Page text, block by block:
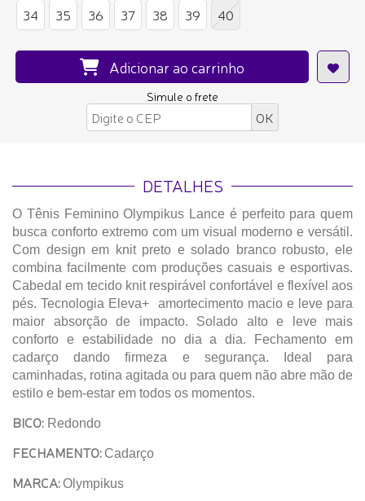
34
35 36 37 38 39 40
Adicionar ao carrinho
Simule o frete
DETALHES
O Tênis Feminino Olympikus Lance é perfeito para quem
busca conforto extremo com um visual moderno e versátil.
Com design em knit preto e solado branco robusto, ele
combina facilmente com produções casuais e esportivas.
Cabedal em tecido knit respirável confortável e flexível aos
pés. Tecnologia Eleva+ amortecimento macio e leve para
maior absorção de impacto. Solado alto e leve mais
conforto e estabilidade no dia a dia. Fechamento em
cadarço dando firmeza e segurança. Ideal para
caminhadas, rotina agitada ou para quem não abre mão de
estilo e bem-estar em todos os momentos.
BICO: Redondo
FECHAMENTO: Cadarço
MARCA:Olympikus